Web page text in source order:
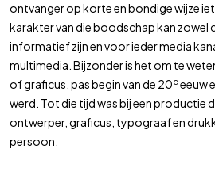
ontvanger op korte en bondige wijze
karakter van die boodschap kan zowel
informatief zijn en voor ieder media
multimedia. Bijzonder is het om te
of graficus, pas begin van de 20eeeuw
werd. Tot die tijd was bij een productie
ontwerper, graficus, typograaf en
persoon.